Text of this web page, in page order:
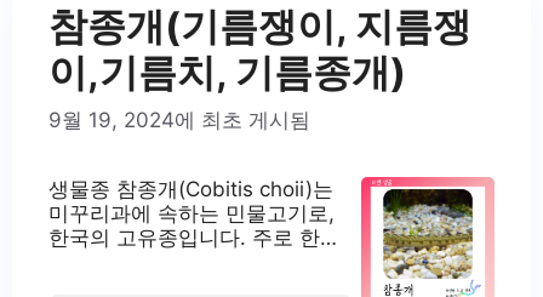
참종개(기름쟁이, 지름쟁
이,기름치, 기름종개)
9월 19, 2024에 최초 게시됨
생물종 참종개(Cobitis choii)는
미꾸리과에 속하는 민물고기로,
한국의 고유종입니다. 주로 한반